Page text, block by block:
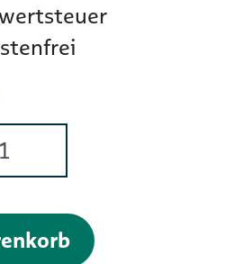
Zum